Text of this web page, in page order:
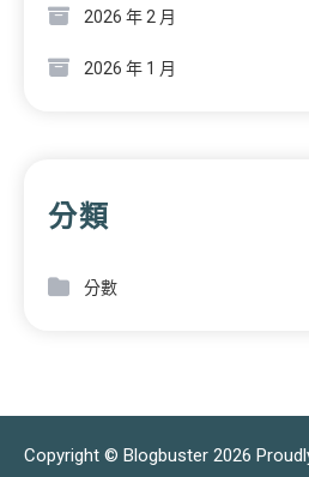
2026 年 2 月
2026 年 1 月
分類
分數
Copyright © Blogbuster 2026